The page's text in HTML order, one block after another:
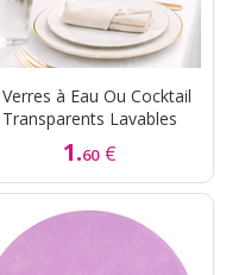
à Eau Ou Cocktail
Transparents Lavables
1.60 €